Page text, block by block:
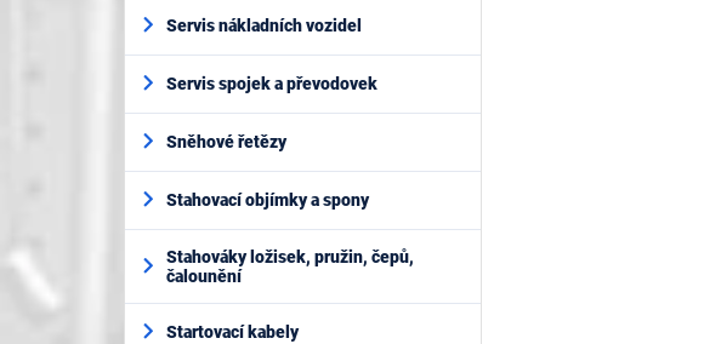
Servis nákladních vozidel
Servis spojek a převodovek
Sněhové řetězy
Stahovací objímky a spony
Stahováky ložisek, pružin, čepů,
čalounění
Startovací kabely